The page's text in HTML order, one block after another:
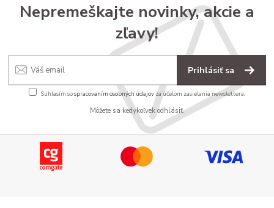
Nepremeškajte novinky, akcie a
zľavy!
Prihlásiť sa
Súhlasím sospracovaním osobných údajov za účelom zasielania newslettera.
Môžete sa kedykoľvek odhlásiť.